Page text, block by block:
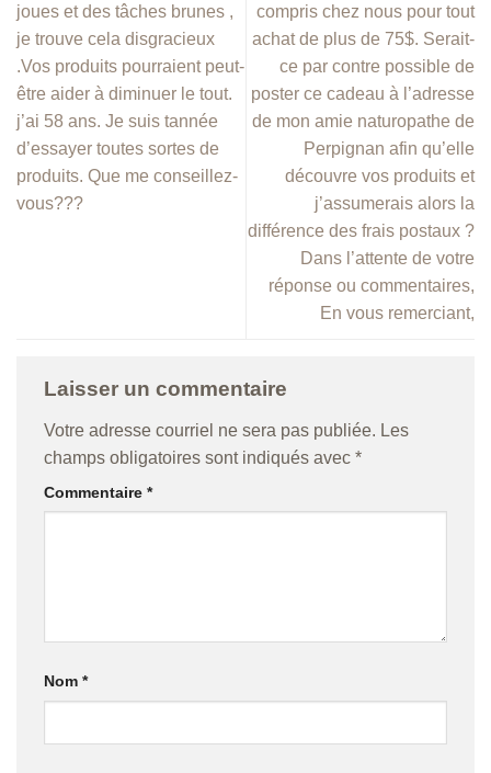
joues et des tâches brunes ,
je trouve cela disgracieux
.Vos produits pourraient peut-
être aider à diminuer le tout.
j’ai 58 ans. Je suis tannée
d’essayer toutes sortes de
produits. Que me conseillez-
vous???
compris chez nous pour tout
achat de plus de 75$. Serait-
ce par contre possible de
poster ce cadeau à l’adresse
de mon amie naturopathe de
Perpignan afin qu’elle
découvre vos produits et
j’assumerais alors la
différence des frais postaux ?
Dans l’attente de votre
réponse ou commentaires,
En vous remerciant,
Laisser un commentaire
Votre adresse courriel ne sera pas publiée. Les
champs obligatoires sont indiqués avec *
Commentaire *
Nom *